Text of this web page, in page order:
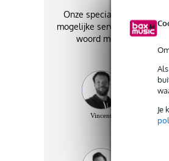
Je
Onze specialisten geven je
mogelijke service. Zij staan
woord met het beste
Vincent